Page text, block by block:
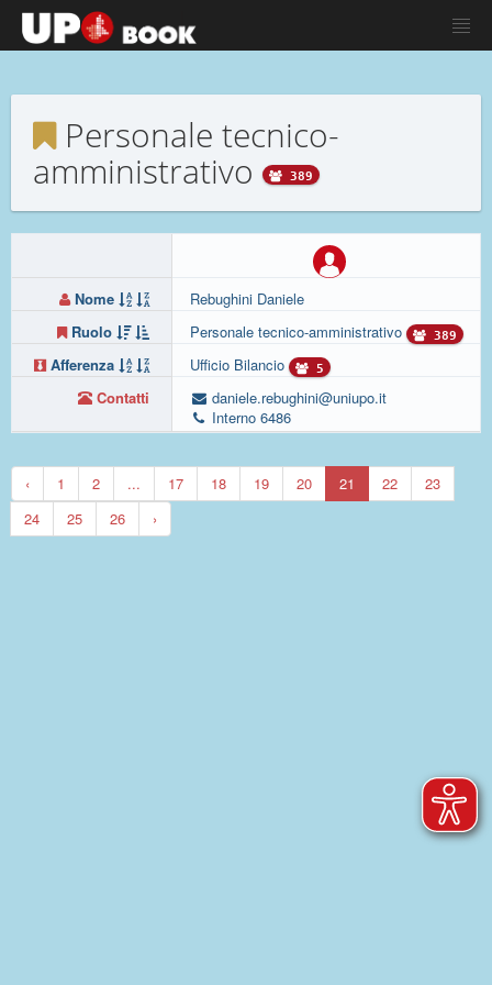
Personale tecnico-
amministrativo
389
Nome
Ruolo
Afferenza
Contatti
Rebughini Daniele
Personale tecnico-amministrativo
389
Ufficio Bilancio 5
daniele.rebughini@uniupo.it
Interno 6486
‹ 1 2 ... 17 18 19 20 21 22
23
24
25 26 ›